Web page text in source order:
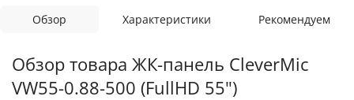
Обзор Характеристики Рекомендуем
Обзор товара ЖК-панель CleverMic
VW55-0.88-500 (FullHD 55")